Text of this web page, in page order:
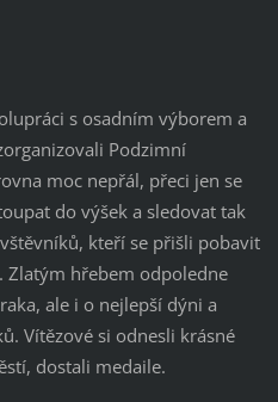
s osadním výborem a
Podzimní
moc nepřál, přeci jen se
do výšek a sledovat tak
kteří se přišli pobavit
hřebem odpoledne
ale i o nejlepší dýni a
Vítězové si odnesli krásné
dostali medaile.